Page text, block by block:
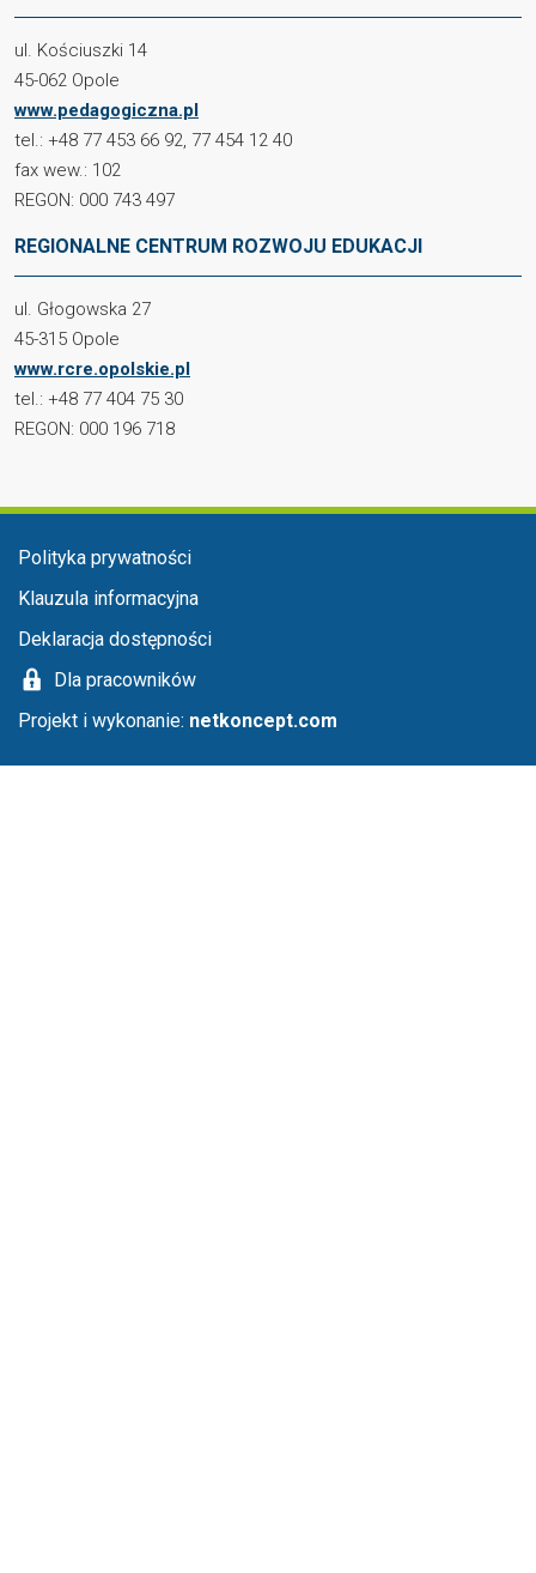
ul. Kościuszki 14
45-062 Opole
www.pedagogiczna.pl
tel.: +48 77 453 66 92, 77 454 12 40
fax wew.: 102
REGON: 000 743 497
REGIONALNE CENTRUM ROZWOJU EDUKACJI
ul. Głogowska 27
45-315 Opole
www.rcre.opolskie.pl
tel.: +48 77 404 75 30
REGON: 000 196 718
Menu stopka
Polityka prywatności
Klauzula informacyjna
Deklaracja dostępności
Dla pracowników
Projekt i wykonanie: netkoncept.com